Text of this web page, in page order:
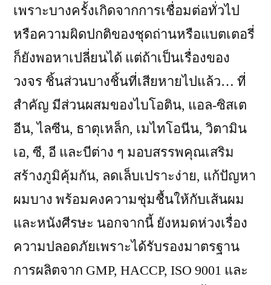
เพราะบางครั้งเกิดจากการเชื่อมต่อทั่วไป
หรือความผิดปกติของชุดถ่านหรือแบตเตอรี่
ก็ยังพอหาเปลี่ยนได้ แต่ถ้าเป็นเรื่องของ
วงจร ชิ้นส่วนบางชิ้นที่เสียหายไปแล้ว… ที่
สำคัญ มีส่วนผสมของไบโอติน, แอล-ซิสเต
อีน, ไลซีน, ธาตุเหล็ก, เมไทโอนีน, วิตามิน
เอ, ซี, อี และบีต่าง ๆ มอบสรรพคุณเสริม
สร้างภูมิคุ้มกัน, ลดเล็บเปราะง่าย, แก้ปัญหา
ผมบาง พร้อมคงความชุ่มชื้นให้กับเส้นผม
และหนังศีรษะ นอกจากนี้ ยังหมดห่วงเรื่อง
ความปลอดภัยเพราะได้รับรองมาตรฐาน
การผลิตจาก GMP, HACCP, ISO 9001 และ